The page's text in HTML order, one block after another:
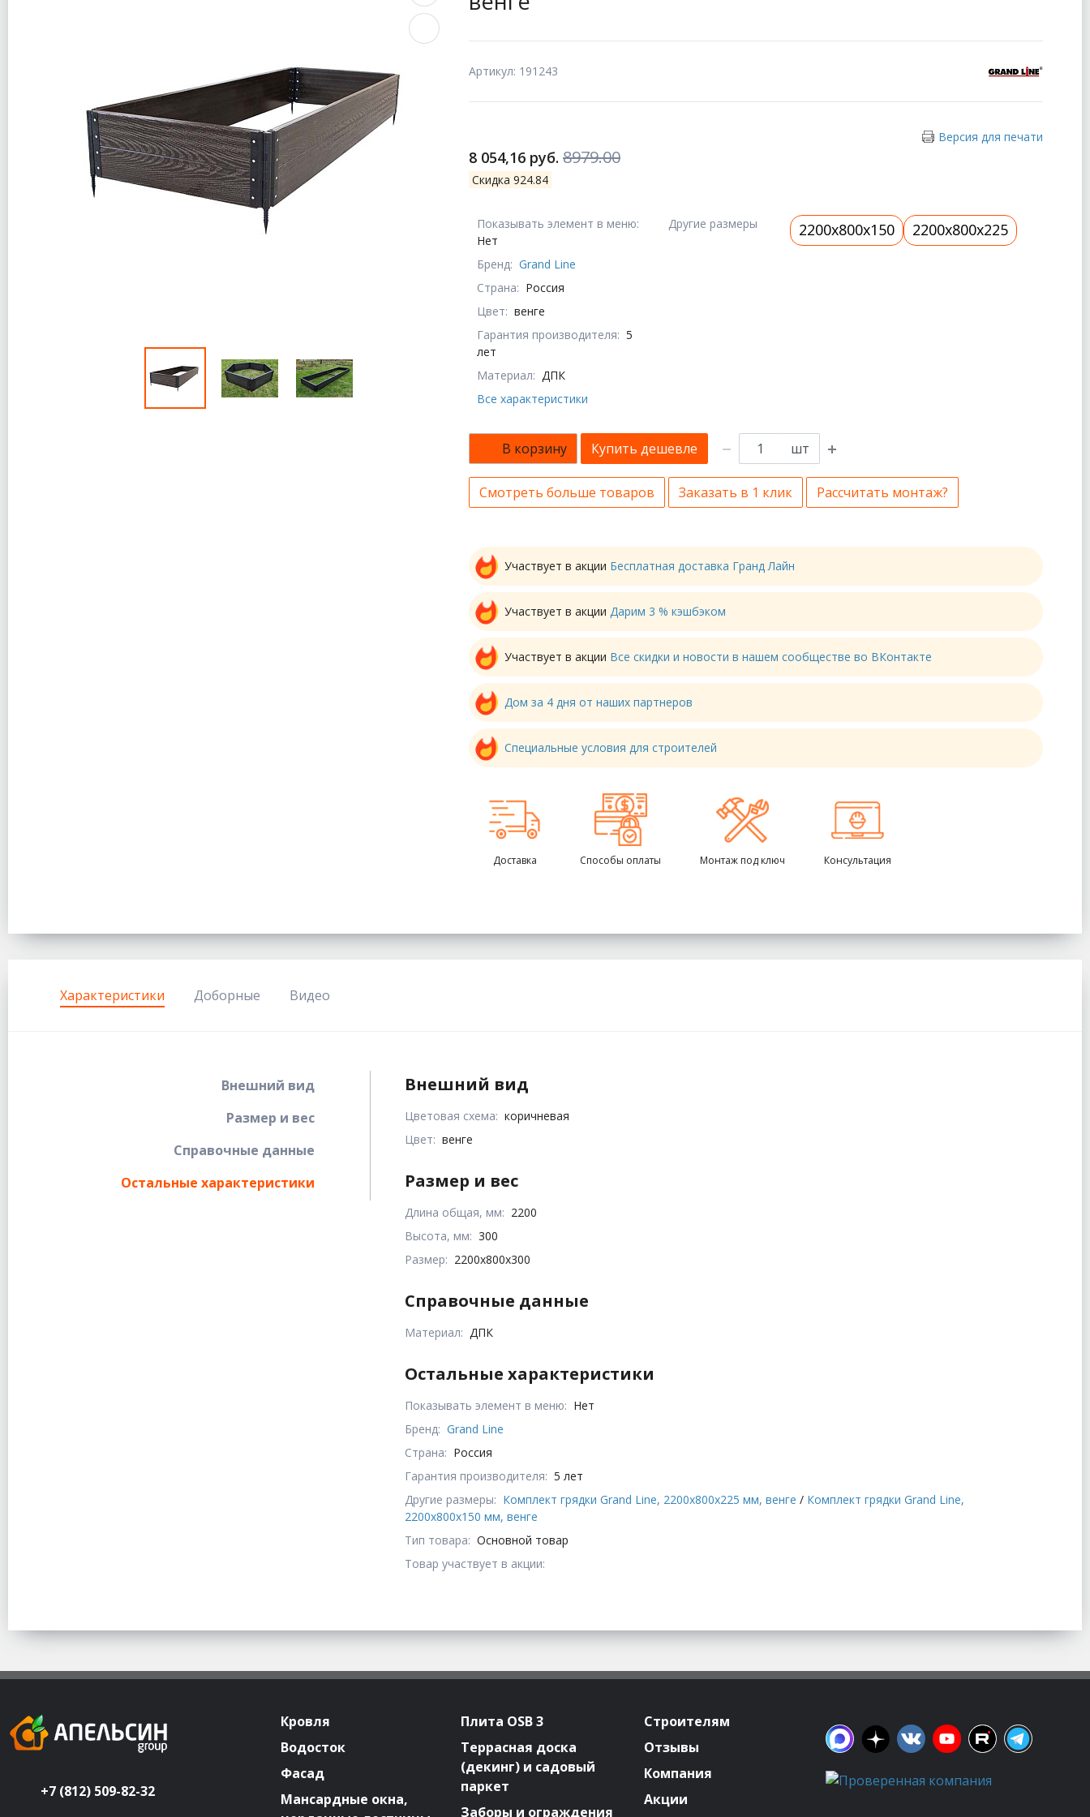
Артикул: 191243
Версия для печати
8 054,16 руб. 8979.00
Скидка 924.84
Показывать элемент в меню:
Нет
Бренд: Grand Line
Страна: Россия
Цвет: венге
Гарантия производителя: 5
лет
Материал: ДПК
Все характеристики
Другие размеры 2200х800x150 2200х800x225
В корзину Купить дешевле шт
Смотреть больше товаров Заказать в 1 клик Рассчитать монтаж?
Участвует в акции Бесплатная доставка Гранд Лайн
Участвует в акции Дарим 3 % кэшбэком
Участвует в акции Все скидки и новости в нашем сообществе во ВКонтакте
Дом за 4 дня от наших партнеров
Специальные условия для строителей
Доставка Способы оплаты Монтаж под ключ Консультация
Характеристики Доборные Видео
Внешний вид
Размер и вес
Справочные данные
Остальные характеристики
Внешний вид
Цветовая схема: коричневая
Цвет: венге
Размер и вес
Длина общая, мм: 2200
Высота, мм: 300
Размер: 2200х800x300
Справочные данные
Материал: ДПК
Остальные характеристики
Показывать элемент в меню: Нет
Бренд: Grand Line
Страна: Россия
Гарантия производителя: 5 лет
Другие размеры: Комплект грядки Grand Line, 2200х800x225 мм, венге / Комплект грядки Grand Line,
2200х800x150 мм, венге
Тип товара: Основной товар
Товар участвует в акции:
+7 (812) 509-82-32
Кровля
Водосток
Фасад
Мансардные окна,
Плита OSB 3
Террасная доска
(декинг) и садовый
паркет
Заборы и ограждения
Строителям
Отзывы
Компания
Акции